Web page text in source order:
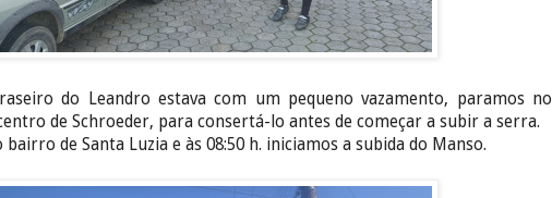
do Leandro estava com um pequeno vazamento, paramos no
de Schroeder, para consertá-lo antes de começar a subir a serra.
de Santa Luzia e às 08:50 h. iniciamos a subida do Manso.